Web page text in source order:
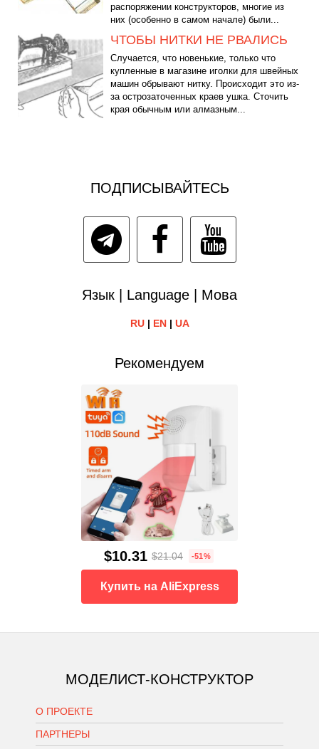
распоряжении конструкторов, многие из
них (особенно в самом начале) были...
ЧТОБЫ НИТКИ НЕ РВАЛИСЬ
Случается, что новенькие, только что
купленные в магазине иголки для швейных
машин обрывают нитку. Происходит это из-
за острозаточенных краев ушка. Сточить
края обычным или алмазным...
ПОДПИСЫВАЙТЕСЬ
Язык | Language | Мова
RU| EN| UA
Рекомендуем
$10.31 $21.04 -51%
Купить на AliExpress
МОДЕЛИСТ-КОНСТРУКТОР
О ПРОЕКТЕ
ПАРТНЕРЫ